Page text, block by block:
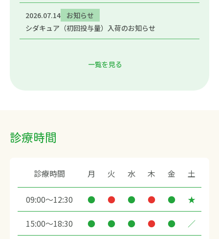
2026.07.14
お知らせ
シダキュア（初回投与量）入荷のお知らせ
一覧を見る
診療時間
診療時間 月 火 水 木 金 土
09:00～12:30 ● ● ● ● ● ★
15:00～18:30 ● ● ● ● ● ／